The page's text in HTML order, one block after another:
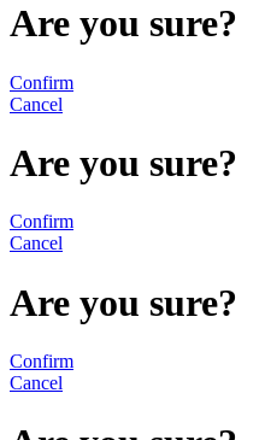
Are you sure?
Confirm
Cancel
Are you sure?
Confirm
Cancel
Are you sure?
Confirm
Cancel